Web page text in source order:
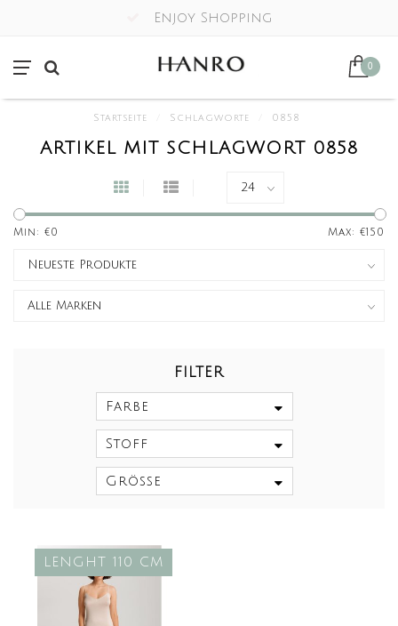
Enjoy Shopping
0
Startseite Schlagworte 0858
ARTIKEL MIT SCHLAGWORT 0858
Min: €0 Max: €150
FILTER
Farbe
Stoff
Größe
LENGHT 110 CM